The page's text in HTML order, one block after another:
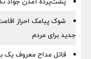
شوک پیامک احراز
جدید برای مردم
قاتل مداح معروف یک